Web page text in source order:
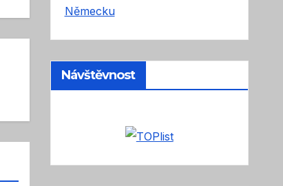
Německu
Návštěvnost